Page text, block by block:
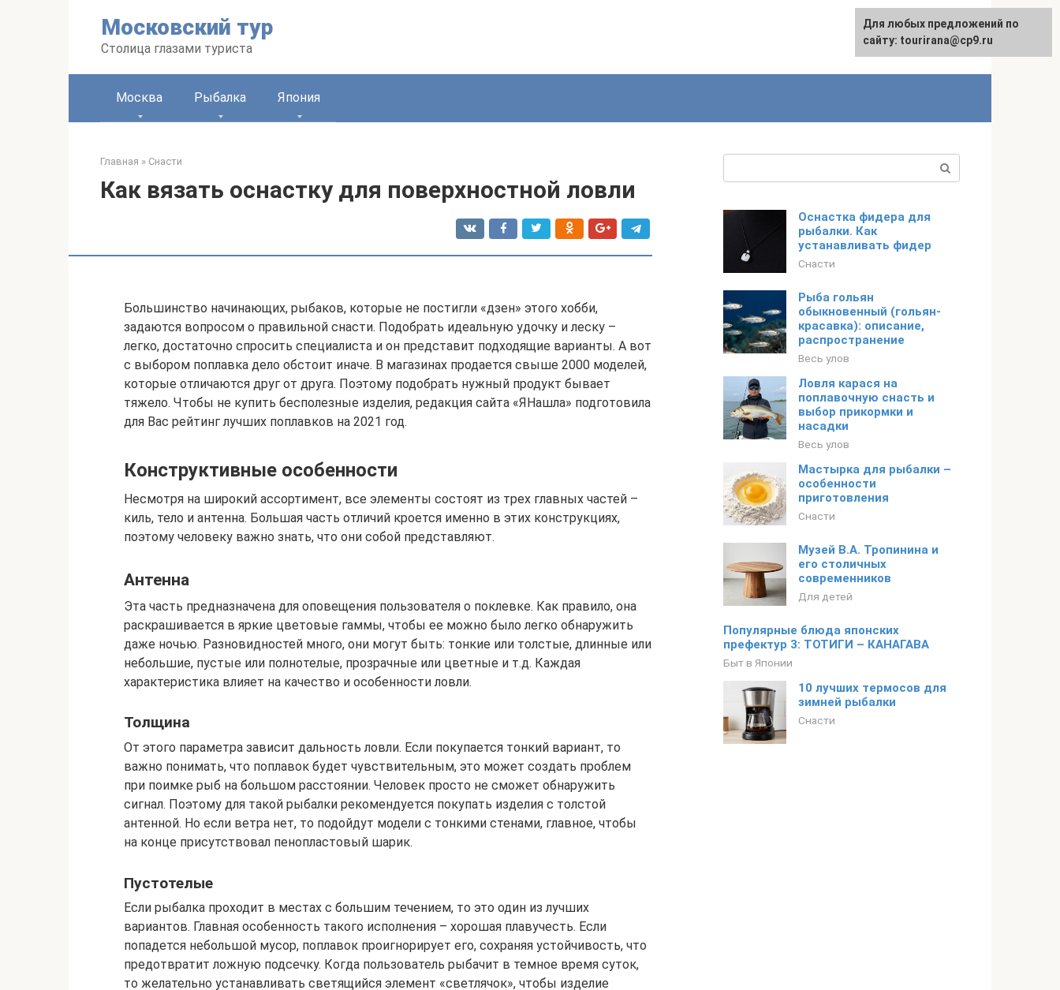
Московский тур
Столица глазами туриста
English
Москва Рыбалка Япония
Главная » Снасти
Как вязать оснастку для поверхностной ловли
Большинство начинающих, рыбаков, которые не постигли «дзен» этого хобби,
задаются вопросом о правильной снасти. Подобрать идеальную удочку и леску –
легко, достаточно спросить специалиста и он представит подходящие варианты. А вот
с выбором поплавка дело обстоит иначе. В магазинах продается свыше 2000 моделей,
которые отличаются друг от друга. Поэтому подобрать нужный продукт бывает
тяжело. Чтобы не купить бесполезные изделия, редакция сайта «ЯНашла» подготовила
для Вас рейтинг лучших поплавков на 2021 год.
Конструктивные особенности
Несмотря на широкий ассортимент, все элементы состоят из трех главных частей –
киль, тело и антенна. Большая часть отличий кроется именно в этих конструкциях,
поэтому человеку важно знать, что они собой представляют.
Антенна
Эта часть предназначена для оповещения пользователя о поклевке. Как правило, она
раскрашивается в яркие цветовые гаммы, чтобы ее можно было легко обнаружить
даже ночью. Разновидностей много, они могут быть: тонкие или толстые, длинные или
небольшие, пустые или полнотелые, прозрачные или цветные и т.д. Каждая
характеристика влияет на качество и особенности ловли.
Толщина
От этого параметра зависит дальность ловли. Если покупается тонкий вариант, то
важно понимать, что поплавок будет чувствительным, это может создать проблем
при поимке рыб на большом расстоянии. Человек просто не сможет обнаружить
сигнал. Поэтому для такой рыбалки рекомендуется покупать изделия с толстой
антенной. Но если ветра нет, то подойдут модели с тонкими стенами, главное, чтобы
на конце присутствовал пенопластовый шарик.
Пустотелые
Если рыбалка проходит в местах с большим течением, то это один из лучших
вариантов. Главная особенность такого исполнения – хорошая плавучесть. Если
попадется небольшой мусор, поплавок проигнорирует его, сохраняя устойчивость, что
предотвратит ложную подсечку. Когда пользователь рыбачит в темное время суток,
то желательно устанавливать светящийся элемент «светлячок», чтобы изделие
Оснастка фидера для
рыбалки. Как
устанавливать фидер
Снасти
Рыба гольян
обыкновенный (гольян-
красавка): описание,
распространение
Весь улов
Ловля карася на
поплавочную снасть и
выбор прикормки и
насадки
Весь улов
Мастырка для рыбалки –
особенности
приготовления
Снасти
Музей В.А. Тропинина и
его столичных
современников
Для детей
Популярные блюда японских
префектур 3: ТОТИГИ – КАНАГАВА
Быт в Японии
10 лучших термосов для
зимней рыбалки
Снасти
Для любых предложений по
сайту: tourirana@cp9.ru